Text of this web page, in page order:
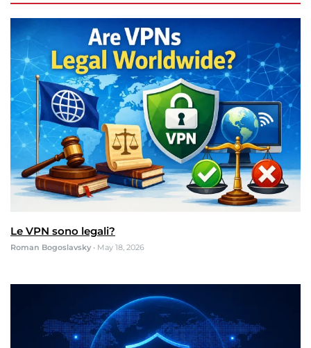
Le VPN sono legali?
Roman Bogoslavsky • May 18, 2026